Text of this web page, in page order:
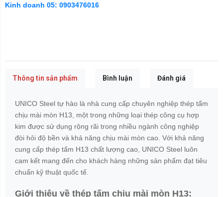
Kinh doanh 05: 0903476016
Thông tin sản phẩm Bình luận Đánh giá
UNICO Steel tự hào là nhà cung cấp chuyên nghiệp thép tấm
chịu mài mòn H13, một trong những loại thép công cụ hợp
kim được sử dụng rộng rãi trong nhiều ngành công nghiệp
đòi hỏi độ bền và khả năng chịu mài mòn cao. Với khả năng
cung cấp thép tấm H13 chất lượng cao, UNICO Steel luôn
cam kết mang đến cho khách hàng những sản phẩm đạt tiêu
chuẩn kỹ thuật quốc tế.
Giới thiệu về thép tấm chịu mài mòn H13: